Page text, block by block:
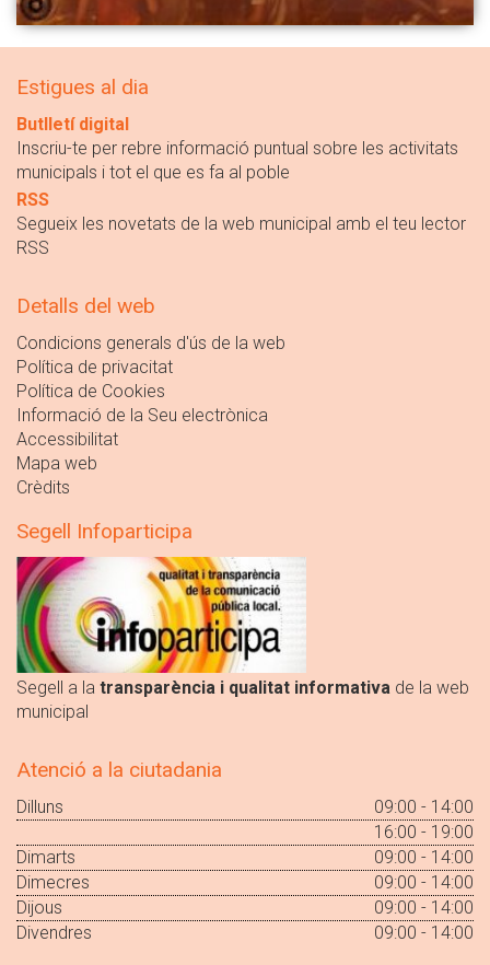
Estigues al dia
Butlletí digital
Inscriu-te per rebre informació puntual sobre les activitats
municipals i tot el que es fa al poble
RSS
Segueix les novetats de la web municipal amb el teu lector
RSS
Detalls del web
Condicions generals d'ús de la web
Política de privacitat
Política de Cookies
Informació de la Seu electrònica
Accessibilitat
Mapa web
Crèdits
Segell Infoparticipa
Segell a la transparència i qualitat informativa de la web
municipal
Atenció a la ciutadania
Dilluns
09:00 - 14:00
16:00 - 19:00
Dimarts
09:00 - 14:00
Dimecres
09:00 - 14:00
Dijous
09:00 - 14:00
Divendres
09:00 - 14:00